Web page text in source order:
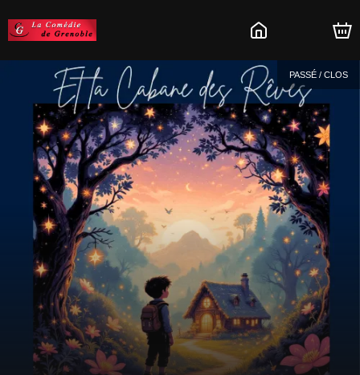
PASSÉ / CLOS